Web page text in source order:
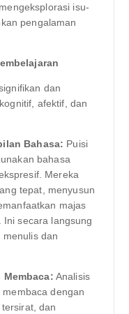
isu-
pengalaman
dan
afektif, dan
Bahasa: Puisi
bahasa
Mereka
tepat, menyusun
majas
Ini secara langsung
menulis dan
Membaca: Analisis
dengan
dan